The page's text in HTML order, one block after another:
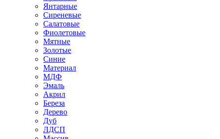
Янтарные
Сиреневые
Салатовые
Фиолетовые
Мятные
Золотые
Синие
Материал
МДФ
Эмаль
Акрил
Береза
Дерево
Дуб
ЛДСП